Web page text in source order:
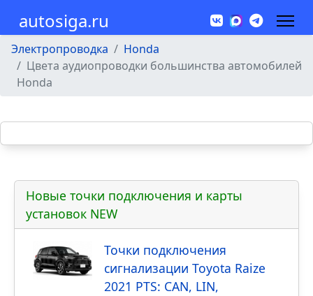
autosiga.ru
Электропроводка
Honda
Цвета аудиопроводки большинства автомобилей
Honda
Новые точки подключения и карты
установок NEW
Точки подключения
сигнализации Toyota Raize
2021 PTS: CAN, LIN,